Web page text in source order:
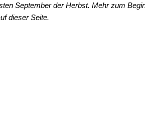
September der Herbst. Mehr zum
dieser Seite.